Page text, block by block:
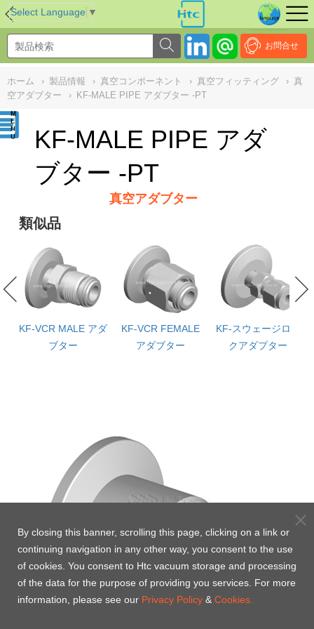
Select Language ▼
お問合せ
ホーム › 製品情報 › 真空コンポーネント › 真空フィッティング › 真
空アダブター
› KF-MALE PIPE アダブター -PT
KF-MALE PIPE アダ
ブター -PT
真空アダブター
類似品
KF-VCR MALE アダ
ブター
KF-VCR FEMALE
アダブター
KF-スウェージロッ
クアダプター
NULL
By closing this banner, scrolling this page, clicking on a link or
continuing navigation in any other way, you consent to the use
of cookies. You consent to Htc vacuum storage and processing
of the data for the purpose of providing you services. For more
information, please see our Privacy Policy & Cookies.
//